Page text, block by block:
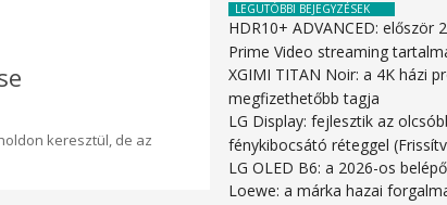
keresztül, de az
LEGUTÓBBI BEJEGYZÉSEK
HDR10+ ADVANCED: először
Prime Video streaming
XGIMI TITAN Noir: a 4K házi
megfizethetőbb tagja
LG Display: fejlesztik az
fénykibocsátó réteggel
LG OLED B6: a 2026-os
Loewe: a márka hazai